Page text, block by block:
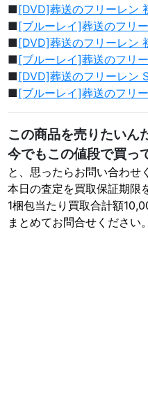
■[DVD]葬送のフリーレン
■[ブルーレイ]葬送のフリ
■[DVD]葬送のフリーレン
■[ブルーレイ]葬送のフリ
■[DVD]葬送のフリーレン
■[ブルーレイ]葬送のフリ
この商品を売りたいん
今でもこの値段で買っ
と、思ったらお問い合わせ
本日の査定を買取保証期限
1梱包当たり買取合計額
まとめてお問合せください。